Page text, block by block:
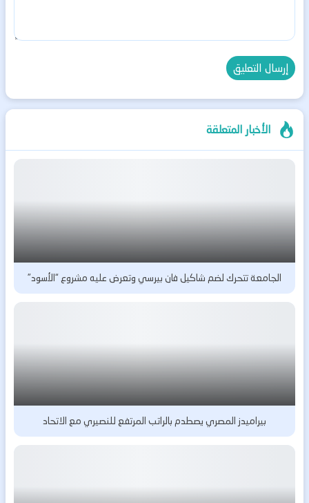
الأخبار المتعلقة
الجامعة تتحرك لضم شاكيل فان بيرسي وتعرض عليه مشروع “الأسود”
بيراميدز المصري يصطدم بالراتب المرتفع للنصيري مع الاتحاد